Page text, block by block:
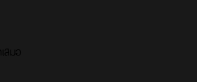
สมอ